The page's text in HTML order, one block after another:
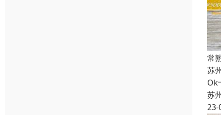
常
苏
Ok
苏
23-